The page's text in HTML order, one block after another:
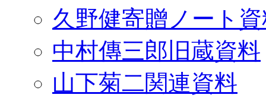
久野健寄贈ノート
中村傳三郎旧蔵資料
山下菊二関連資料